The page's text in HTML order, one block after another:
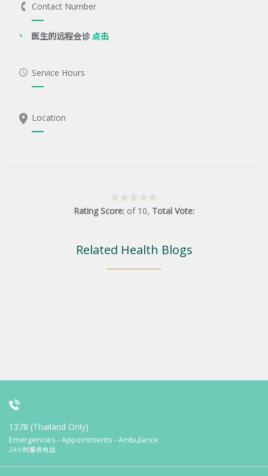
Contact Number
医生的远程会诊点击
Service Hours
Location
Rating Score: of 10, Total Vote:
Related Health Blogs
1378 (Thailand Only)
Emergencies - Appointments - Ambulance
24小时服务电话